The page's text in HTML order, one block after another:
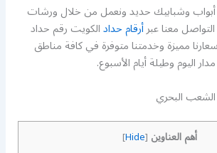
وشبابيك حديد ونعمل من خلال ورشات
معنا عبرأرقام حدادالكويت رقم حداد
مميزة وخدمتنا متوفرة في كافة مناطق
اليوم وطيلة أيام الأسبوع.
البحري
أهم العناوين [
Hide
]